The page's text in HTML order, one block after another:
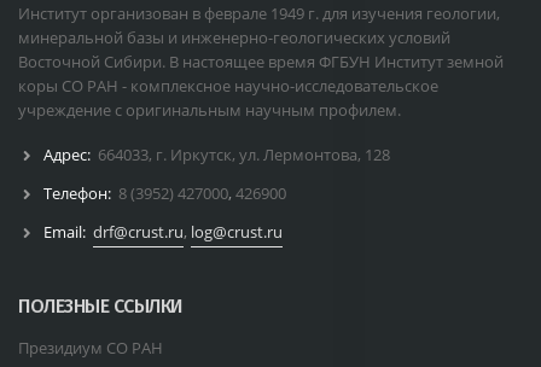
Институт организован в феврале 1949 г. для изучения геологии,
минеральной базы и инженерно-геологических условий
Восточной Сибири. В настоящее время ФГБУН Институт земной
коры СО РАН - комплексное научно-исследовательское
учреждение с оригинальным научным профилем.
Адрес: 664033, г. Иркутск, ул. Лермонтова, 128
Телефон: 8 (3952) 427000, 426900
Email: drf@crust.ru, log@crust.ru
ПОЛЕЗНЫЕ ССЫЛКИ
Президиум СО РАН